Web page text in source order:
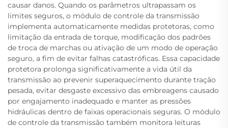
causar danos. Quando os parâmetros ultrapassam os
limites seguros, o módulo de controle da transmissão
implementa automaticamente medidas protetoras, como
limitação da entrada de torque, modificação dos padrões
de troca de marchas ou ativação de um modo de operação
seguro, a fim de evitar falhas catastróficas. Essa capacidade
protetora prolonga significativamente a vida útil da
transmissão ao prevenir superaquecimento durante tração
pesada, evitar desgaste excessivo das embreagens causado
por engajamento inadequado e manter as pressões
hidráulicas dentro de faixas operacionais seguras. O módulo
de controle da transmissão também monitora leituras